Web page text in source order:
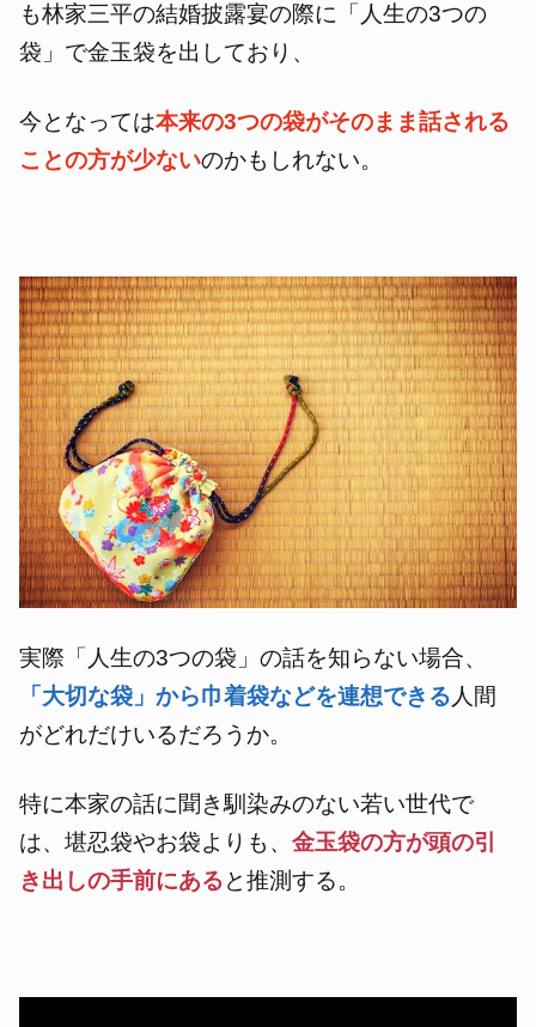
も林家三平の結婚披露宴の際に「人生の3つの
袋」で金玉袋を出しており、
今となっては本来の3つの袋がそのまま話される
ことの方が少ないのかもしれない。
実際「人生の3つの袋」の話を知らない場合、
「大切な袋」から巾着袋などを連想できる 人間
がどれだけいるだろうか。
特に本家の話に聞き馴染みのない若い世代で
は、堪忍袋やお袋よりも、金玉袋の方が頭の引
き出しの手前にあると推測する。